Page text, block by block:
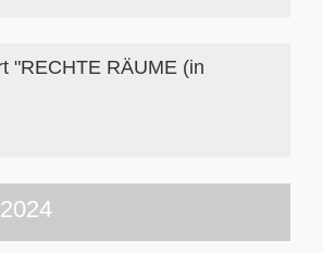
"RECHTE RÄUME (in